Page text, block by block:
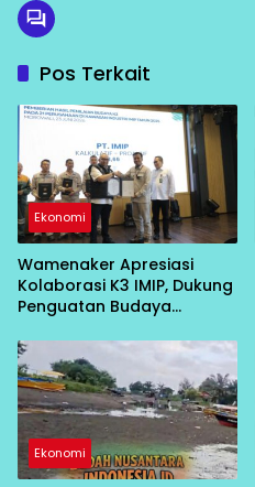
Pos Terkait
Ekonomi
Wamenaker Apresiasi
Kolaborasi K3 IMIP, Dukung
Penguatan Budaya
Ekonomi